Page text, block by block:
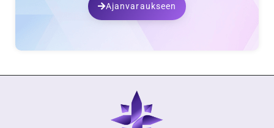
Ajanvaraukseen